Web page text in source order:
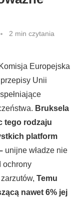
2 min czytania
Europejska
Unii
Bruksela
tego rodzaju
platform
unijne władze nie
ochrony
Temu
nawet 6% jej